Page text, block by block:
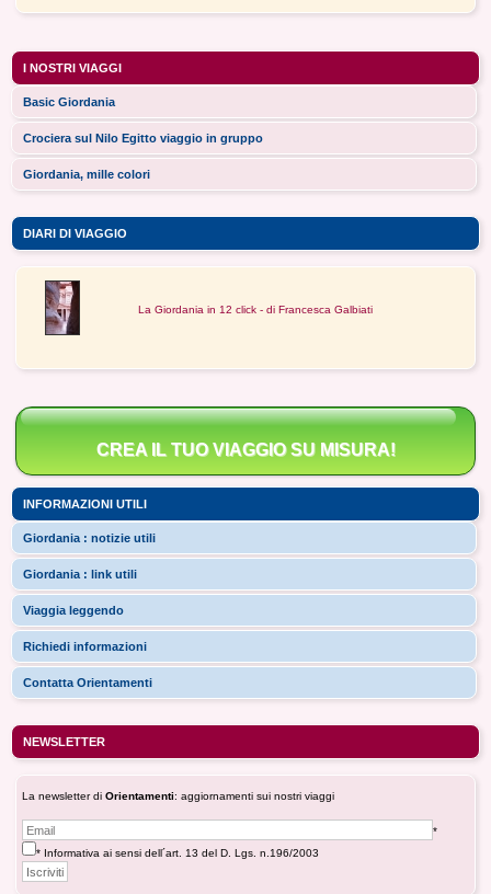
I NOSTRI VIAGGI
Basic Giordania
Crociera sul Nilo Egitto viaggio in gruppo
Giordania, mille colori
DIARI DI VIAGGIO
La Giordania in 12 click - di Francesca Galbiati
CREA IL TUO VIAGGIO SU MISURA!
INFORMAZIONI UTILI
Giordania : notizie utili
Giordania : link utili
Viaggia leggendo
Richiedi informazioni
Contatta Orientamenti
NEWSLETTER
La newsletter di Orientamenti: aggiornamenti sui nostri viaggi
*
* Informativa ai sensi dell´art. 13 del D. Lgs. n.196/2003